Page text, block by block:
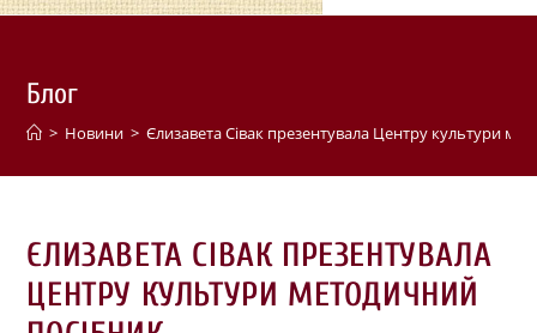
Блог
> Новини > Єлизавета Сівак презентувала Центру культури
ЄЛИЗАВЕТА СІВАК ПРЕЗЕНТУВАЛА
ЦЕНТРУ КУЛЬТУРИ МЕТОДИЧНИЙ